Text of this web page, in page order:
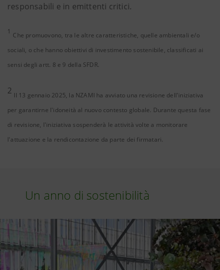
responsabili e in emittenti critici.
1 Che promuovono, tra le altre caratteristiche, quelle ambientali e/o
sociali, o che hanno obiettivi di investimento sostenibile, classificati ai
sensi degli artt. 8 e 9 della SFDR.
2 Il 13 gennaio 2025, la NZAMI ha avviato una revisione dell'iniziativa
per garantirne l'idoneità al nuovo contesto globale. Durante questa fase
di revisione, l'iniziativa sospenderà le attività volte a monitorare
l'attuazione e la rendicontazione da parte dei firmatari.
Un anno di sostenibilità